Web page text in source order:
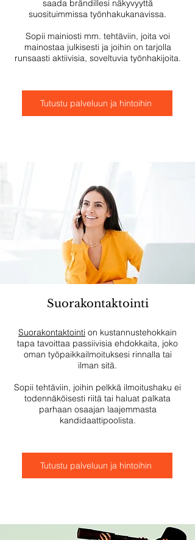
saada brändillesi näkyvyyttä
suosituimmissa työnhakukanavissa.
Sopii mainiosti mm. tehtäviin, joita voi
mainostaa julkisesti ja joihin on tarjolla
runsaasti aktiivisia, soveltuvia työnhakijoita.
Tutustu palveluun ja hintoihin
Suorakontaktointi
Suorakontaktointi on kustannustehokkain
tapa tavoittaa passiivisia ehdokkaita, joko
oman työpaikkailmoituksesi rinnalla tai
ilman sitä.
Sopii tehtäviin, joihin pelkkä ilmoitushaku ei
todennäköisesti riitä tai haluat palkata
parhaan osaajan laajemmasta
kandidaattipoolista.
Tutustu palveluun ja hintoihin